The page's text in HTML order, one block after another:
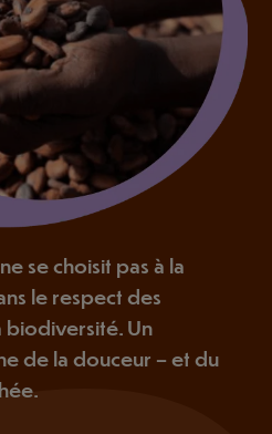
se choisit pas à la
le respect des
biodiversité. Un
de la douceur – et du